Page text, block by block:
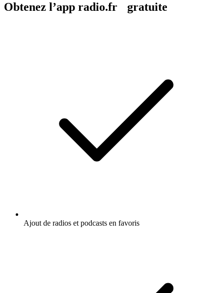
Obtenez l’app radio.fr gratuite
Ajout de radios et podcasts en favoris